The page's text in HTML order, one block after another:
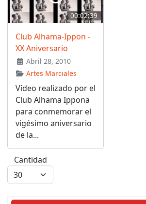
00:02:39
Club Alhama-Ippon -
XX Aniversario
Abril 28, 2010
Artes Marciales
Vídeo realizado por el
Club Alhama Ippona
para conmemorar el
vigésimo aniversario
de la...
Cantidad